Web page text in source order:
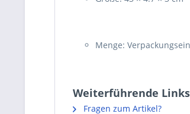
Menge:
Weiterführende
Fragen zum Artikel?